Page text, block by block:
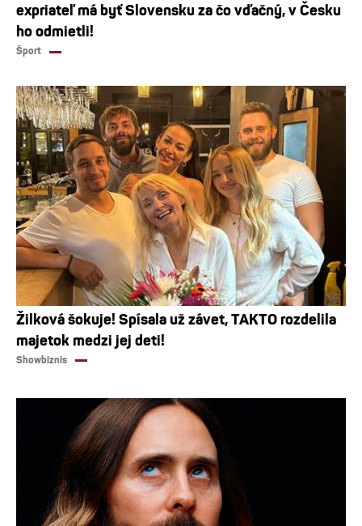
expriateľ má byť Slovensku za čo vďačný, v Česku
ho odmietli!
Šport
Žilková šokuje! Spísala už závet, TAKTO rozdelila
majetok medzi jej deti!
Showbiznis